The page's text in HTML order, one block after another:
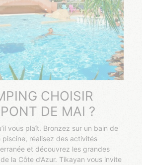
CHOISIR
DE MAI ?
piscine, réalisez des activités
et découvrez les grandes
la Côte d’Azur. Tikayan vous invite